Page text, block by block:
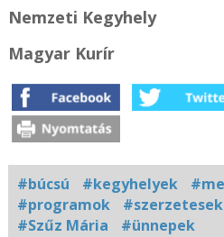
Nemzeti Kegyhely
Magyar Kurír
#búcsú #kegyhelyek
#programok
#szerzetesek
#Szűz Mária
#ünnepek